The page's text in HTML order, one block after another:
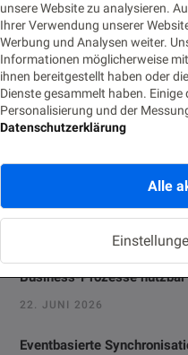
unsere Website zu analysieren.
Ihrer Verwendung unserer
Werbung und Analysen weiter.
Informationen möglicherweise
ihnen bereitgestellt haben oder
Dienste gesammelt haben.
Personalisierung und der
Datenschutzerklärung
Alle
Neue Beiträge
Oracle Forms 14: New
2. JULI 2026
Business-Prozesse
22. JUNI 2026
Eventbasierte